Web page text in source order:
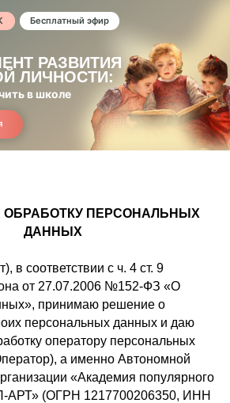
эфир
ОБРАБОТКУ ПЕРСОНАЛЬНЫХ
ДАННЫХ
в соответствии с ч. 4 ст. 9
от 27.07.2006 №152-ФЗ «О
принимаю решение о
персональных данных и даю
оператору персональных
а именно Автономной
«Академия популярного
АРТ» (ОГРН 1217700206350, ИНН